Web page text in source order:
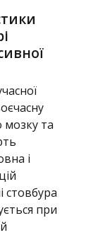
мозку та
і
стовбура
при